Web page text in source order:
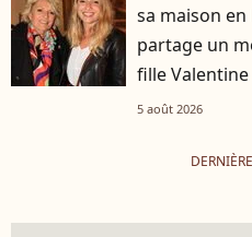
sa maison
partage un
fille
5 août 2026